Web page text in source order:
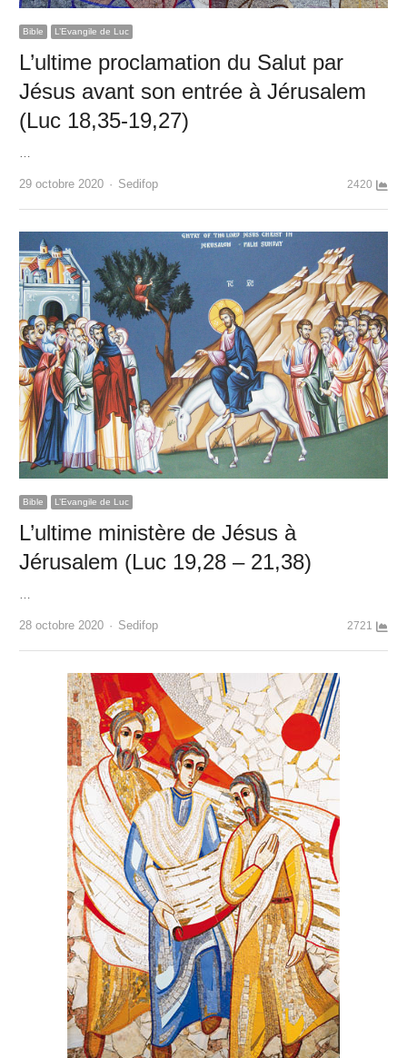
Bible L’Evangile de Luc
L’ultime proclamation du Salut par
Jésus avant son entrée à Jérusalem
(Luc 18,35-19,27)
29 octobre 2020 Author
Sedifop 2420
Bible L’Evangile de Luc
L’ultime ministère de Jésus à
Jérusalem (Luc 19,28 – 21,38)
28 octobre 2020 Author
Sedifop 2721